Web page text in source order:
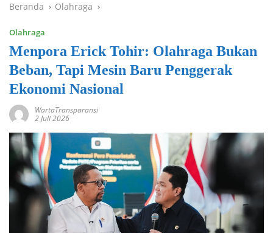
Beranda Olahraga
Olahraga
Menpora Erick Tohir: Olahraga Bukan
Beban, Tapi Mesin Baru Penggerak
Ekonomi Nasional
WartaTransparansi
2 Juli 2026